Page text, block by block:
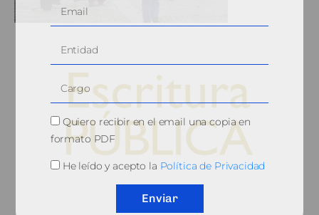
Quiero recibir en el email una copia en
formato PDF
He leído y acepto la Política de Privacidad
Enviar